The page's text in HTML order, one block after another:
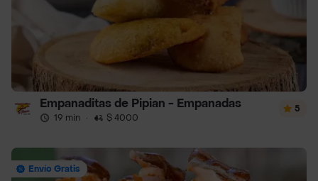
Empanaditas de Pipian - Empanadas
19 min · $ 4000
5
Envío Gratis